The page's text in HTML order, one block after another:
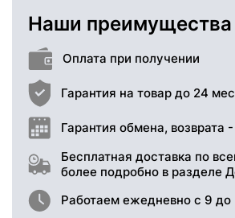
Наши преимущества
Оплата при получении
Гарантия на товар до 24
Гарантия обмена, возврата
Бесплатная доставка по
более подробно в разделе
Работаем ежедневно с 9 до